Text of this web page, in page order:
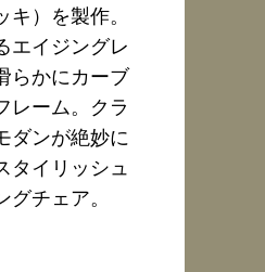
キ）を製作。
エイジングレ
らかにカーブ
レーム。クラ
ダンが絶妙に
タイリッシュ
チェア。